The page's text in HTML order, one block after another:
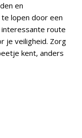
en
lopen door een
interessante route
je veiligheid. Zorg
kent, anders